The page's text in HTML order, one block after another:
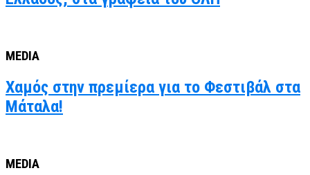
MEDIA
Χαμός στην πρεμίερα για το Φεστιβάλ στα
Μάταλα!
MEDIA